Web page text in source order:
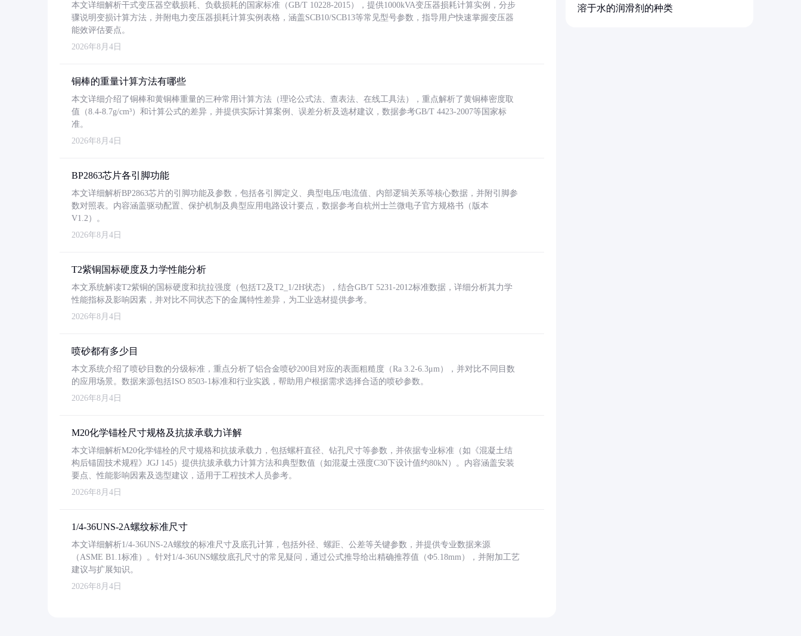
本文详细解析干式变压器空载损耗、负载损耗的国家标准（GB/T 10228-2015），提供1000kVA变压器损耗计算实例，分步
骤说明变损计算方法，并附电力变压器损耗计算实例表格，涵盖SCB10/SCB13等常见型号参数，指导用户快速掌握变压器
能效评估要点。
2026年8月4日
铜棒的重量计算方法有哪些
本文详细介绍了铜棒和黄铜棒重量的三种常用计算方法（理论公式法、查表法、在线工具法），重点解析了黄铜棒密度取
值（8.4-8.7g/cm³）和计算公式的差异，并提供实际计算案例、误差分析及选材建议，数据参考GB/T 4423-2007等国家标
准。
2026年8月4日
BP2863芯片各引脚功能
本文详细解析BP2863芯片的引脚功能及参数，包括各引脚定义、典型电压/电流值、内部逻辑关系等核心数据，并附引脚参
数对照表。内容涵盖驱动配置、保护机制及典型应用电路设计要点，数据参考自杭州士兰微电子官方规格书（版本
V1.2）。
2026年8月4日
T2紫铜国标硬度及力学性能分析
本文系统解读T2紫铜的国标硬度和抗拉强度（包括T2及T2_1/2H状态），结合GB/T 5231-2012标准数据，详细分析其力学
性能指标及影响因素，并对比不同状态下的金属特性差异，为工业选材提供参考。
2026年8月4日
喷砂都有多少目
本文系统介绍了喷砂目数的分级标准，重点分析了铝合金喷砂200目对应的表面粗糙度（Ra 3.2-6.3μm），并对比不同目数
的应用场景。数据来源包括ISO 8503-1标准和行业实践，帮助用户根据需求选择合适的喷砂参数。
2026年8月4日
M20化学锚栓尺寸规格及抗拔承载力详解
本文详细解析M20化学锚栓的尺寸规格和抗拔承载力，包括螺杆直径、钻孔尺寸等参数，并依据专业标准（如《混凝土结
构后锚固技术规程》JGJ 145）提供抗拔承载力计算方法和典型数值（如混凝土强度C30下设计值约80kN）。内容涵盖安装
要点、性能影响因素及选型建议，适用于工程技术人员参考。
2026年8月4日
1/4-36UNS-2A螺纹标准尺寸
本文详细解析1/4-36UNS-2A螺纹的标准尺寸及底孔计算，包括外径、螺距、公差等关键参数，并提供专业数据来源
（ASME B1.1标准）。针对1/4-36UNS螺纹底孔尺寸的常见疑问，通过公式推导给出精确推荐值（Φ5.18mm），并附加工艺
建议与扩展知识。
2026年8月4日
溶于水的润滑剂的种类